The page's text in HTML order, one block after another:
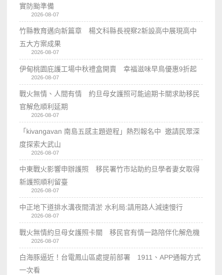
實防颱準備
2026-08-07
竹縣教育邁向新篇章 楊文科縣長視察2新設高中展現高中
五大方案成果
2026-08-07
伊甸桃園庇護工場中秋禮盒開賣 幸福滋味早鳥優惠9折起
2026-08-07
戰火無情、人間有情 約旦母女護照可能逾期卡關求助移民
官解危順利延期
2026-08-07
「kivangavan 南島五感主題遊程」熱烈報名中 邀請民眾深
度探索大武山
2026-08-07
中東戰火影響申辦護照 移民署竹市站助約旦學者妻女取得
新護照順利留臺
2026-08-07
中正地下道排水溝夜間清淤 水利局:請用路人減速慢行
2026-08-07
戰火無情約旦母女護照卡關 移民官有情一路陪伴化解危機
2026-08-07
白海豚逼近！台電鳳山區處提前部署 1911、APP通報方式
一次看